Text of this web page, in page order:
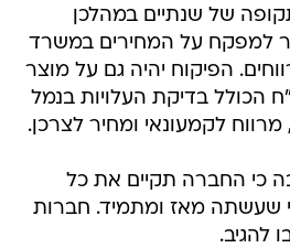
של שנתיים במהלכן
למפקח על המחירים במשרד
הפיקוח יהיה גם על מוצר
הכולל בדיקת העלויות בנמל
מרווח לקמעונאי ומחיר לצרכן.
כי החברה תקיים את כל
שעשתה מאז ומתמיד. חברות
להגיב.